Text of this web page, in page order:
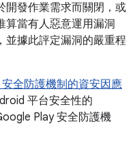
開發作業需求而關閉，或
算當有人惡意運用漏洞
並據此評定漏洞的嚴重程
全防護機制的資安因應
平台安全性的
Play 安全防護機